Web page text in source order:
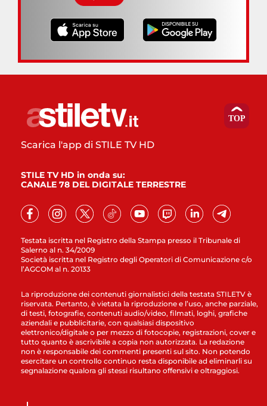
Testata iscritta nel Registro della Stampa presso il Tribunale di
Salerno al n. 34/2009
Società iscritta nel Registro degli Operatori di Comunicazione c/o
l’AGCOM al n. 20133
Scarica l'app di STILE TV HD
STILE TV HD in onda su:
CANALE 78 DEL DIGITALE TERRESTRE
La riproduzione dei contenuti giornalistici della testata STILETV è
riservata. Pertanto, è vietata la riproduzione e l’uso, anche parziale,
di testi, fotografie, contenuti audio/video, filmati, loghi, grafiche
aziendali e pubblicitarie, con qualsiasi dispositivo
elettronico/digitale o per mezzo di fotocopie, registrazioni, cover e
tutto quanto è ascrivibile a copia non autorizzata. La redazione
non è responsabile dei commenti presenti sul sito. Non potendo
esercitare un controllo continuo resta disponibile ad eliminarli su
segnalazione qualora gli stessi risultano offensivi e oltraggiosi.